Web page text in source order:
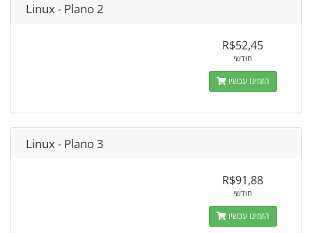
Linux - Plano 2
R$52,45
חודשי
הזמינו עכשיו
Linux - Plano 3
R$91,88
חודשי
הזמינו עכשיו